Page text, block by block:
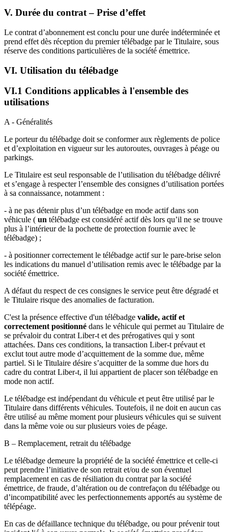
V. Durée du contrat – Prise d’effet
Le contrat d’abonnement est conclu pour une durée indéterminée et
prend effet dès réception du premier télébadge par le Titulaire, sous
réserve des conditions particulières de la société émettrice.
VI. Utilisation du télébadge
VI.1 Conditions applicables à l'ensemble des
utilisations
A - Généralités
Le porteur du télébadge doit se conformer aux règlements de police
et d’exploitation en vigueur sur les autoroutes, ouvrages à péage ou
parkings.
Le Titulaire est seul responsable de l’utilisation du télébadge délivré
et s’engage à respecter l’ensemble des consignes d’utilisation portées
à sa connaissance, notamment :
- à ne pas détenir plus d’un télébadge en mode actif dans son
véhicule ( un télébadge est considéré actif dès lors qu’il ne se trouve
plus à l’intérieur de la pochette de protection fournie avec le
télébadge) ;
- à positionner correctement le télébadge actif sur le pare-brise selon
les indications du manuel d’utilisation remis avec le télébadge par la
société émettrice.
A défaut du respect de ces consignes le service peut être dégradé et
le Titulaire risque des anomalies de facturation.
C'est la présence effective d'un télébadge valide, actif et
correctement positionné dans le véhicule qui permet au Titulaire de
se prévaloir du contrat Liber-t et des prérogatives qui y sont
attachées. Dans ces conditions, la transaction Liber-t prévaut et
exclut tout autre mode d’acquittement de la somme due, même
partiel. Si le Titulaire désire s’acquitter de la somme due hors du
cadre du contrat Liber-t, il lui appartient de placer son télébadge en
mode non actif.
Le télébadge est indépendant du véhicule et peut être utilisé par le
Titulaire dans différents véhicules. Toutefois, il ne doit en aucun cas
être utilisé au même moment pour plusieurs véhicules qui se suivent
dans la même voie ou sur plusieurs voies de péage.
B – Remplacement, retrait du télébadge
Le télébadge demeure la propriété de la société émettrice et celle-ci
peut prendre l’initiative de son retrait et/ou de son éventuel
remplacement en cas de résiliation du contrat par la société
émettrice, de fraude, d’altération ou de contrefaçon du télébadge ou
d’incompatibilité avec les perfectionnements apportés au système de
télépéage.
En cas de défaillance technique du télébadge, ou pour prévenir tout